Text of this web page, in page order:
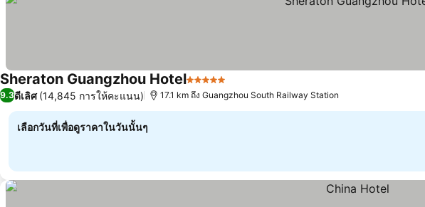
Sheraton Guangzhou Hotel5 ดาว
9.3ดีเลิศ (14,845 การให้คะแนน) 17.1 km ถึง Guangzhou South Railway Station
เลือกวันที่เพื่อดูราคาในวันนั้นๆ